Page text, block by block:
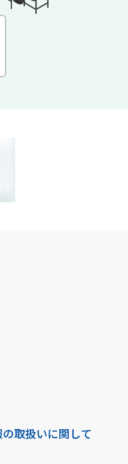
取扱いに関して